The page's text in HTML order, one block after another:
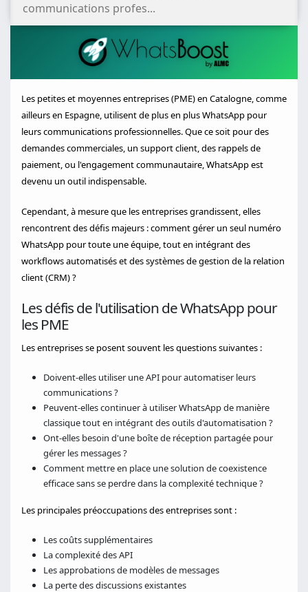
communications profes...
Les petites et moyennes entreprises (PME) en Catalogne, comme
ailleurs en Espagne, utilisent de plus en plus WhatsApp pour
leurs communications professionnelles. Que ce soit pour des
demandes commerciales, un support client, des rappels de
paiement, ou l'engagement communautaire, WhatsApp est
devenu un outil indispensable.
Cependant, à mesure que les entreprises grandissent, elles
rencontrent des défis majeurs : comment gérer un seul numéro
WhatsApp pour toute une équipe, tout en intégrant des
workflows automatisés et des systèmes de gestion de la relation
client (CRM) ?
Les défis de l'utilisation de WhatsApp pour
les PME
Les entreprises se posent souvent les questions suivantes :
Doivent-elles utiliser une API pour automatiser leurs
communications ?
Peuvent-elles continuer à utiliser WhatsApp de manière
classique tout en intégrant des outils d'automatisation ?
Ont-elles besoin d'une boîte de réception partagée pour
gérer les messages ?
Comment mettre en place une solution de coexistence
efficace sans se perdre dans la complexité technique ?
Les principales préoccupations des entreprises sont :
Les coûts supplémentaires
La complexité des API
Les approbations de modèles de messages
La perte des discussions existantes